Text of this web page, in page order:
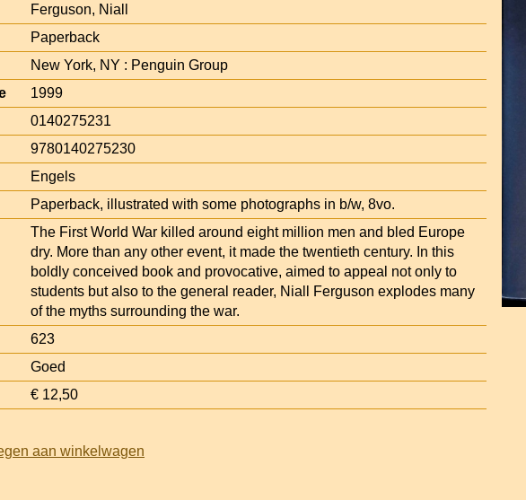
Ferguson, Niall
Paperback
New York, NY : Penguin Group
1999
0140275231
9780140275230
Engels
Paperback, illustrated with some photographs in b/w, 8vo.
The First World War killed around eight million men and bled Europe
dry. More than any other event, it made the twentieth century. In this
boldly conceived book and provocative, aimed to appeal not only to
students but also to the general reader, Niall Ferguson explodes many
of the myths surrounding the war.
623
Goed
€ 12,50
aan winkelwagen